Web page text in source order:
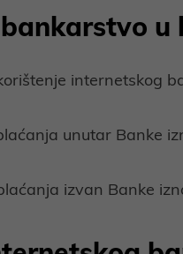
u
internetskog
unutar Banke
izvan Banke